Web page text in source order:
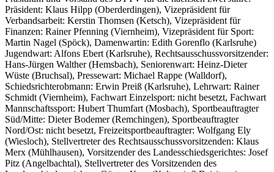
Präsident: Klaus Hilpp (Oberderdingen), Vizepräsident für
Verbandsarbeit: Kerstin Thomsen (Ketsch), Vizepräsident für
Finanzen: Rainer Pfenning (Viernheim), Vizepräsident für Sport:
Martin Nagel (Spöck), Damenwartin: Edith Gorenflo (Karlsruhe)
Jugendwart: Alfons Ebert (Karlsruhe), Rechtsausschussvorsitzender:
Hans-Jürgen Walther (Hemsbach), Seniorenwart: Heinz-Dieter
Wüste (Bruchsal), Pressewart: Michael Rappe (Walldorf),
Schiedsrichterobmann: Erwin Preiß (Karlsruhe), Lehrwart: Rainer
Schmidt (Viernheim), Fachwart Einzelsport: nicht besetzt, Fachwart
Mannschaftssport: Hubert Thumfart (Mosbach), Sportbeauftragter
Süd/Mitte: Dieter Bodemer (Remchingen), Sportbeauftragter
Nord/Ost: nicht besetzt, Freizeitsportbeauftragter: Wolfgang Ely
(Wiesloch), Stellvertreter des Rechtsausschussvorsitzenden: Klaus
Merx (Mühlhausen), Vorsitzender des Landesschiedsgerichtes: Josef
Pitz (Angelbachtal), Stellvertreter des Vorsitzenden des